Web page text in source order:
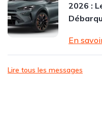
2026 :
En
Lire tous les messages